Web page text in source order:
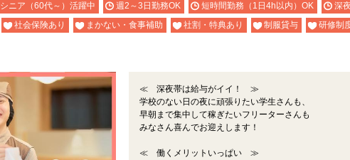
シニア（60代～）活躍中 週2～3日勤務OK 短時間勤務（1日4h以内）OK
深
社会保険あり まかない・食事補助 社割・特典あり 制服貸与
研修制
≪ 深夜帯は給与がイイ！ ≫
学校のない日の夜に頑張りたい学生さんも、
早朝まで集中して稼ぎたいフリーターさんも
みなさん喜んでお迎えします！
≪ 働くメリットいっぱい ≫